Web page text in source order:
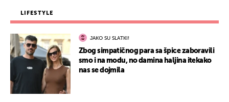
LIFESTYLE
JAKO SU SLATKI!
Zbog simpatičnog para sa špice zaboravili
smo i na modu, no damina haljina itekako
nas se dojmila